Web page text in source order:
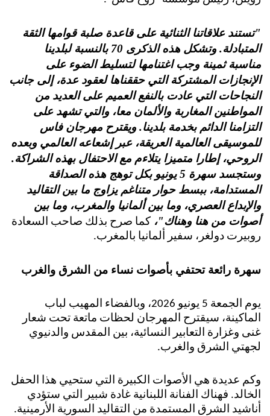
"تستند علاقاتنا الثنائية على قاعدة صلبة قوامها الثقة
المتبادلة. وتشكل هذه الذكرى 70 بالنسبة لبلدينا
مناسبة ثمينة وجب اغتنامها لتسليط الضوء على
الإنجازات المشتركة التي حققناها لعقود عدة، إلى جانب
النجاحات التي عادت بالنفع العميم على العديد من
المواطنين المغاربة والألمان معا، والتي تشهد على
التزامنا الدائم بخدمة بلدينا. ويقترح مهرجان فاس
للموسيقى العالمية العريقة، عبر إشعاعه العالمي وبعده
الروحي، إطارا متميزا يتلاءم مع الاحتفال بهذه الشراكة.
وستجسد سهرة 5 يونيو بكل توهج هذه الصداقة
المستدامة، ببسط حوار متناغم يزاوج ما بين التقاليد
والإبداع العصري، وما بين ألمانيا والمغرب، وما بين
أصوات من هنا وهناك"، كما صرح بذلك صاحب السعادة
روبيرت دولغر، سفير ألمانيا بالمغرب.
سهرة رائعة تحتفي بأصوات نساء من الشرق والغرب
يوم الجمعة 5 يونيو 2026، وبالفضاء المهيب لباب
الماكينة، سيقترح المهرجان لحظات ماتعة تحت شعار
غنى وغزارة التعابير النسائية، بين المقدس والدنيوي
لجهتي الشرق والغرب.
وكم عديدة هي الأصوات الكبيرة التي ستحيي هذا الحفل
الخالد. فهناك الفنانة اللبنانية غادة شبير التي ستؤدي
أناشيد الشرق المستمدة من التقاليد السورية الأرمينية.